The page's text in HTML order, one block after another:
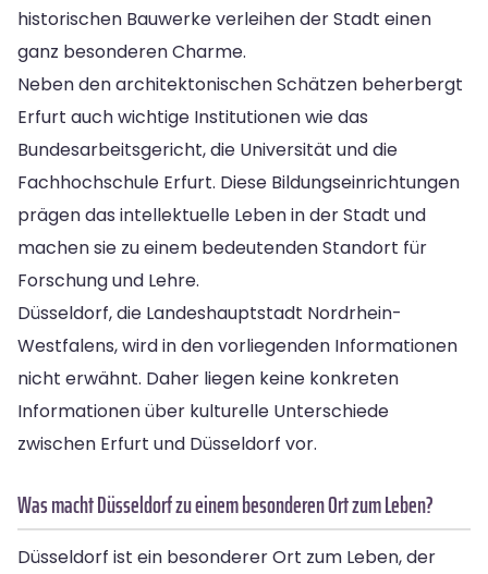
historischen Bauwerke verleihen der Stadt einen
ganz besonderen Charme.
Neben den architektonischen Schätzen beherbergt
Erfurt auch wichtige Institutionen wie das
Bundesarbeitsgericht, die Universität und die
Fachhochschule Erfurt. Diese Bildungseinrichtungen
prägen das intellektuelle Leben in der Stadt und
machen sie zu einem bedeutenden Standort für
Forschung und Lehre.
Düsseldorf, die Landeshauptstadt Nordrhein-
Westfalens, wird in den vorliegenden Informationen
nicht erwähnt. Daher liegen keine konkreten
Informationen über kulturelle Unterschiede
zwischen Erfurt und Düsseldorf vor.
Was macht Düsseldorf zu einem besonderen Ort zum Leben?
Düsseldorf ist ein besonderer Ort zum Leben, der